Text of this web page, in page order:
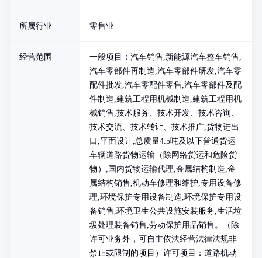
所属行业 零售业
经营范围
一般项目：汽车销售,新能源汽车整车销售,
汽车零部件再制造,汽车零部件研发,汽车零
配件批发,汽车零配件零售,汽车零部件及配
件制造,建筑工程用机械制造,建筑工程用机
械销售,技术服务、技术开发、技术咨询、
技术交流、技术转让、技术推广,货物进出
口,平面设计,总质量4.5吨及以下普通货运
车辆道路货物运输（除网络货运和危险货
物）,国内货物运输代理,金属结构制造,金
属结构销售,机动车修理和维护,专用设备修
理,环境保护专用设备制造,环境保护专用设
备销售,环境卫生公共设施安装服务,生活垃
圾处理装备销售,劳动保护用品销售。（除
许可业务外，可自主依法经营法律法规非
禁止或限制的项目）许可项目：道路机动